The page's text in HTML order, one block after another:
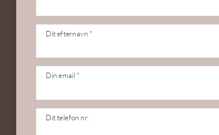
Dit efternavn *
Din email *
Dit telefon nr.
venligst